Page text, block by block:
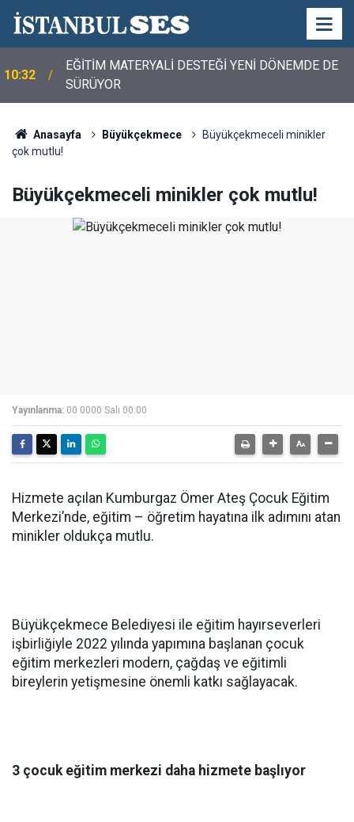
10:32
EĞİTİM MATERYALİ DESTEĞİ YENİ DÖNEMDE DE
SÜRÜYOR
Anasayfa Büyükçekmece
Büyükçekmeceli minikler
çok mutlu!
Büyükçekmeceli minikler çok mutlu!
Yayınlanma: 00 0000 Salı 00:00
Hizmete açılan Kumburgaz Ömer Ateş Çocuk Eğitim
Merkezi’nde, eğitim – öğretim hayatına ilk adımını atan
minikler oldukça mutlu.
Büyükçekmece Belediyesi ile eğitim hayırseverleri
işbirliğiyle 2022 yılında yapımına başlanan çocuk
eğitim merkezleri modern, çağdaş ve eğitimli
bireylerin yetişmesine önemli katkı sağlayacak.
3 çocuk eğitim merkezi daha hizmete başlıyor